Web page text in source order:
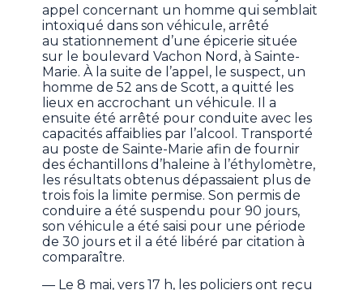
appel concernant un homme qui semblait
intoxiqué dans son véhicule, arrêté
au stationnement d’une épicerie située
sur le boulevard Vachon Nord, à Sainte-
Marie. À la suite de l’appel, le suspect, un
homme de 52 ans de Scott, a quitté les
lieux en accrochant un véhicule. Il a
ensuite été arrêté pour conduite avec les
capacités affaiblies par l’alcool. Transporté
au poste de Sainte-Marie afin de fournir
des échantillons d’haleine à l’éthylomètre,
les résultats obtenus dépassaient plus de
trois fois la limite permise. Son permis de
conduire a été suspendu pour 90 jours,
son véhicule a été saisi pour une période
de 30 jours et il a été libéré par citation à
comparaître.
— Le 8 mai, vers 17 h, les policiers ont reçu